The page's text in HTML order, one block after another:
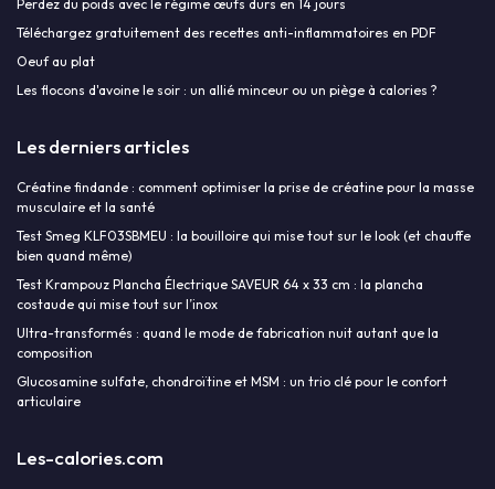
Perdez du poids avec le régime œufs durs en 14 jours
Téléchargez gratuitement des recettes anti-inflammatoires en PDF
Oeuf au plat
Les flocons d'avoine le soir : un allié minceur ou un piège à calories ?
Les derniers articles
Créatine findande : comment optimiser la prise de créatine pour la masse
musculaire et la santé
Test Smeg KLF03SBMEU : la bouilloire qui mise tout sur le look (et chauffe
bien quand même)
Test Krampouz Plancha Électrique SAVEUR 64 x 33 cm : la plancha
costaude qui mise tout sur l’inox
Ultra-transformés : quand le mode de fabrication nuit autant que la
composition
Glucosamine sulfate, chondroïtine et MSM : un trio clé pour le confort
articulaire
Les-calories.com